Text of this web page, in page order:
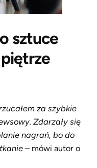
sztuce
za szybkie
Zdarzały się
nagrań, bo do
– mówi autor o